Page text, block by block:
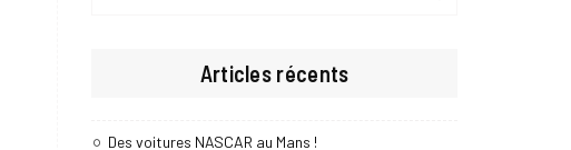
Articles récents
Des voitures NASCAR au Mans !